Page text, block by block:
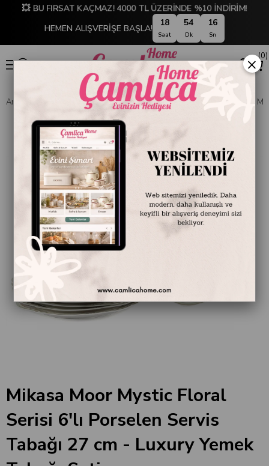
💥 BU FIRSAT KAÇMAZ! 4000 TL ÜZERİNDE %10 İNDİRİM!
HEMEN ALIŞVERİŞE BAŞLA! 18
Saat
54
Dk
16
Sn
0
Anasayfa SOFRA & MUTFAK SOFRA & SERVİS Servis Kapları ve
Mikasa Moor Mystic Floral
Serisi 6'lı Porselen Servis
Tabağı 27 cm - Luxury Yemek
×